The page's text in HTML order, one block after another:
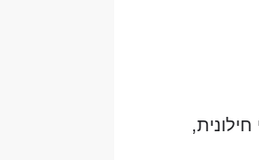
אני חילונית,